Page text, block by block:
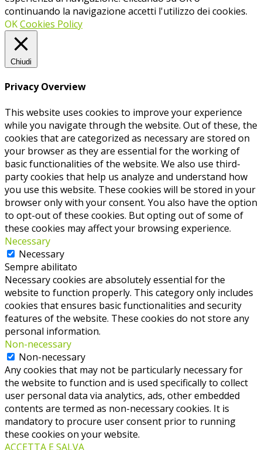
continuando la navigazione accetti l'utilizzo dei cookies.
OKCookies Policy
Chiudi
Privacy Overview
This website uses cookies to improve your experience
while you navigate through the website. Out of these, the
cookies that are categorized as necessary are stored on
your browser as they are essential for the working of
basic functionalities of the website. We also use third-
party cookies that help us analyze and understand how
you use this website. These cookies will be stored in your
browser only with your consent. You also have the option
to opt-out of these cookies. But opting out of some of
these cookies may affect your browsing experience.
Necessary
Necessary
Sempre abilitato
Necessary cookies are absolutely essential for the
website to function properly. This category only includes
cookies that ensures basic functionalities and security
features of the website. These cookies do not store any
personal information.
Non-necessary
Non-necessary
Any cookies that may not be particularly necessary for
the website to function and is used specifically to collect
user personal data via analytics, ads, other embedded
contents are termed as non-necessary cookies. It is
mandatory to procure user consent prior to running
these cookies on your website.
ACCETTA E SALVA